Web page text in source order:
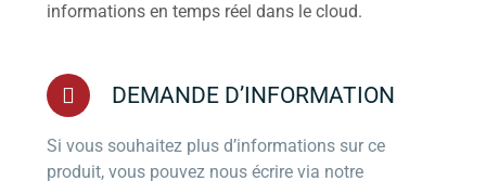
informations en temps réel dans le cloud.
DEMANDE D’INFORMATION
Si vous souhaitez plus d’informations sur ce
produit, vous pouvez nous écrire via notre